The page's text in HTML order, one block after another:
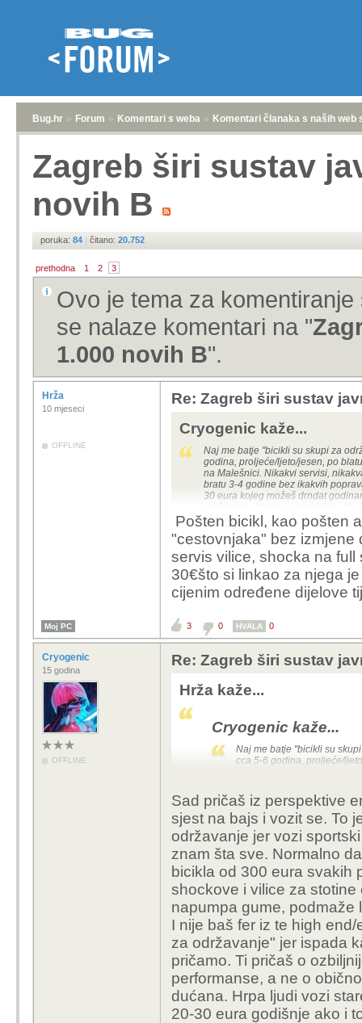
Bug.hr » Forum » Komentari s weba » Komentari članaka s naših web
Zagreb širi sustav
novih B
poruka: 84 | čitano: 20.752
prethodna 1 2 3
Ovo je tema za
se nalaze komentari na "
1.000 novih B".
Hrža
10 mjeseci
OFFLINE
Re: Zagreb širi sustav
Cryogenic kaže...
Naj me batje "bicikli su skupi za
godina, proljeće/ljeto/jesen, po
na Malešnici. Nikakvi servisi,
bratu 3-4 godine bez ikakvih
30 eura kojeg možeš drndat
ispravan i skoro nov. Malo ga
vozim. Ulog i održavanje doslovno
Pošten bicikl, kao pošten
"cestovnjaka" bez izmjene
servis vilice, shocka na
30€što si linkao za njega
cijenim određene dijelove
Moj PC 3 0 HVALA 0
Cryogenic
15 godina
OFFLINE
Re: Zagreb širi sustav
Hrža kaže...
Cryogenic kaže...
Naj me batje "bicikli su
cca 5-6 godina, proljeće/
montić za 30 eura, e 30,
kg. Ljudi se ponašaju kao
god. na smetlištu našao
napumpao gume, brzine
doslovno 0 kuna. Sad će
Pošten bicikl, kao
"cestovnjaka" bez
rebuild uz servis
280€. Ovaj za 30€što
odnosno previše
takvom stresu.
Sad pričaš iz perspektive
sjest na bajs i vozit se. To
održavanje jer vozi
znam šta sve. Normalno
bicikla od 300 eura svakih
shockove i vilice za
napumpa gume, podmaže
I nije baš fer iz te high
za održavanje" jer ispada
pričamo. Ti pričaš o
performanse, a ne o
dućana. Hrpa ljudi vozi
20-30 eura godišnje ako i